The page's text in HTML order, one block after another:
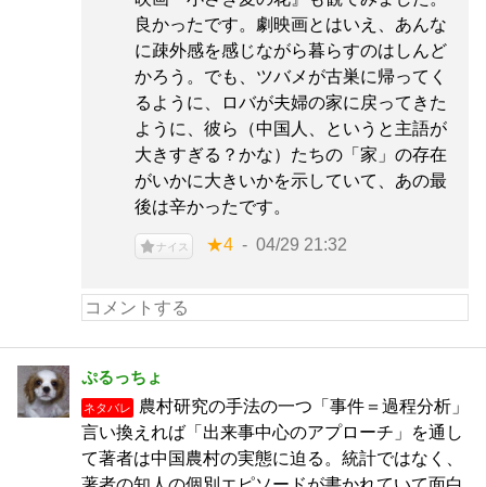
良かったです。劇映画とはいえ、あんな
に疎外感を感じながら暮らすのはしんど
かろう。でも、ツバメが古巣に帰ってく
るように、ロバが夫婦の家に戻ってきた
ように、彼ら（中国人、というと主語が
大きすぎる？かな）たちの「家」の存在
がいかに大きいかを示していて、あの最
後は辛かったです。
ナイス ★4 04/29 21:32
ぷるっちょ
ネタバレ
農村研究の手法の一つ「事件＝過程分析」
言い換えれば「出来事中心のアプローチ」を通し
て著者は中国農村の実態に迫る。統計ではなく、